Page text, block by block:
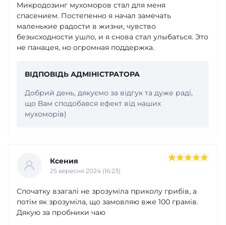
Микродозинг мухоморов стал для меня
спасением. Постепенно я начал замечать
маленькие радости в жизни, чувство
безысходности ушло, и я снова стал улыбаться. Это
не панацея, но огромная поддержка.
ВІДПОВІДЬ АДМІНІСТРАТОРА
Добрий день, дякуємо за відгук та дуже раді,
що Вам сподобався ефект від наших
мухоморів)
Ксения
25 вересня 2024 (16:23)
Спочатку взагалі не зрозуміла приколу грибів, а
потім як зрозуміла, що замовляю вже 100 грамів.
Дякую за пробники чаю